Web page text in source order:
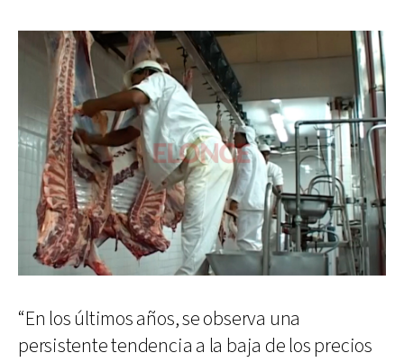
“En los últimos años, se observa una
persistente tendencia a la baja de los precios